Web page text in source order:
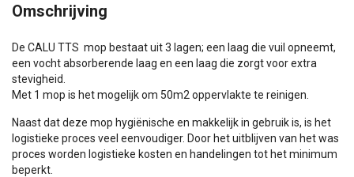
Omschrijving
De CALU TTS mop bestaat uit 3 lagen; een laag die vuil opneemt,
een vocht absorberende laag en een laag die zorgt voor extra
stevigheid.
Met 1 mop is het mogelijk om 50m2 oppervlakte te reinigen.
Naast dat deze mop hygiënische en makkelijk in gebruik is, is het
logistieke proces veel eenvoudiger. Door het uitblijven van het was
proces worden logistieke kosten en handelingen tot het minimum
beperkt.